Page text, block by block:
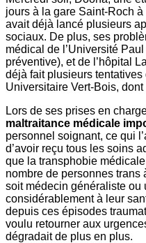
jours à la gare Saint-Roch
avait déjà lancé plusieurs
sociaux. De plus, ses
médical de l’Université
préventive), et de l’hôpital
déjà fait plusieurs
Universitaire Vert-Bois,
Lors de ses prises en
maltraitance médicale
personnel soignant, ce qui
d’avoir reçu tous les soins
que la transphobie
nombre de personnes trans
soit médecin généraliste ou
considérablement à leur
depuis ces épisodes
voulu retourner aux
dégradait de plus en plus.